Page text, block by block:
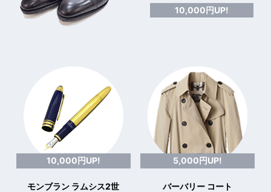
10,000円UP!
10,000円UP!
モンブラン ラムシス2世
5,000円UP!
バーバリー コート